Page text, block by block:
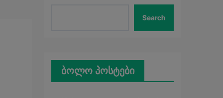
Search
ბოლო პოსტები